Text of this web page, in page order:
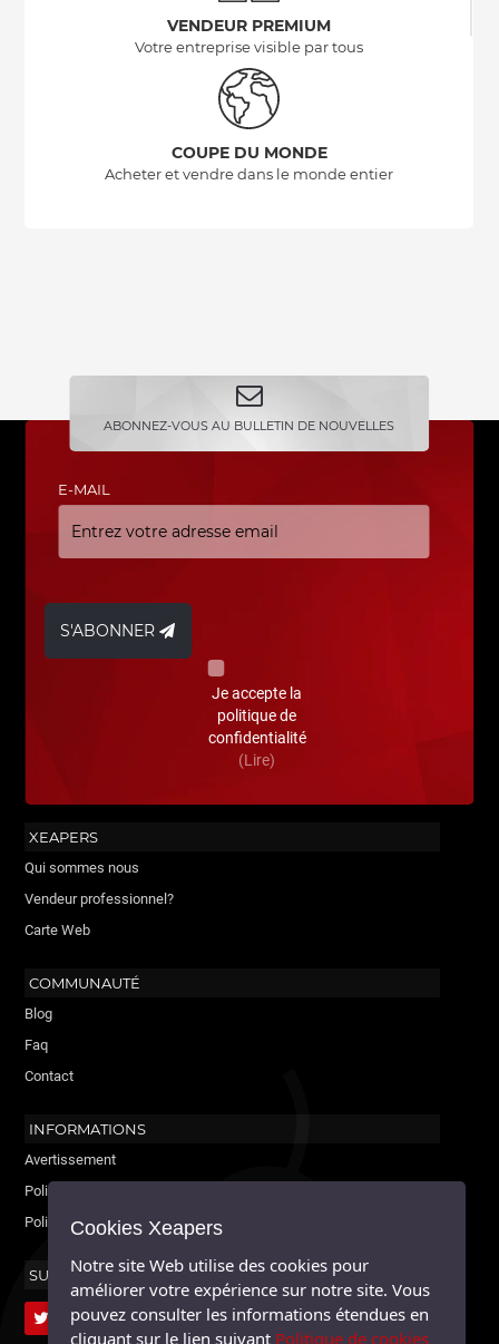
VENDEUR PREMIUM
Votre entreprise visible par tous
COUPE DU MONDE
Acheter et vendre dans le monde entier
ABONNEZ-VOUS AU BULLETIN DE NOUVELLES
E-MAIL
S'ABONNER
Je accepte la
politique de
confidentialité
(Lire)
XEAPERS
Qui sommes nous
Vendeur professionnel?
Carte Web
COMMUNAUTÉ
Blog
Faq
Contact
INFORMATIONS
Avertissement
Politique de cookies
Politique de confidentialité
SUIVEZ-NOUS
Cookies Xeapers
Notre site Web utilise des cookies pour
améliorer votre expérience sur notre site. Vous
pouvez consulter les informations étendues en
cliquant sur le lien suivant Politique de cookies